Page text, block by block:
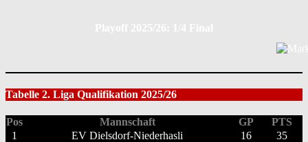
Tabelle 2. Liga Qualifikation 2025/26
Pos Mannschaft GP
PTS
1
EV Dielsdorf-Niederhasli 16
35